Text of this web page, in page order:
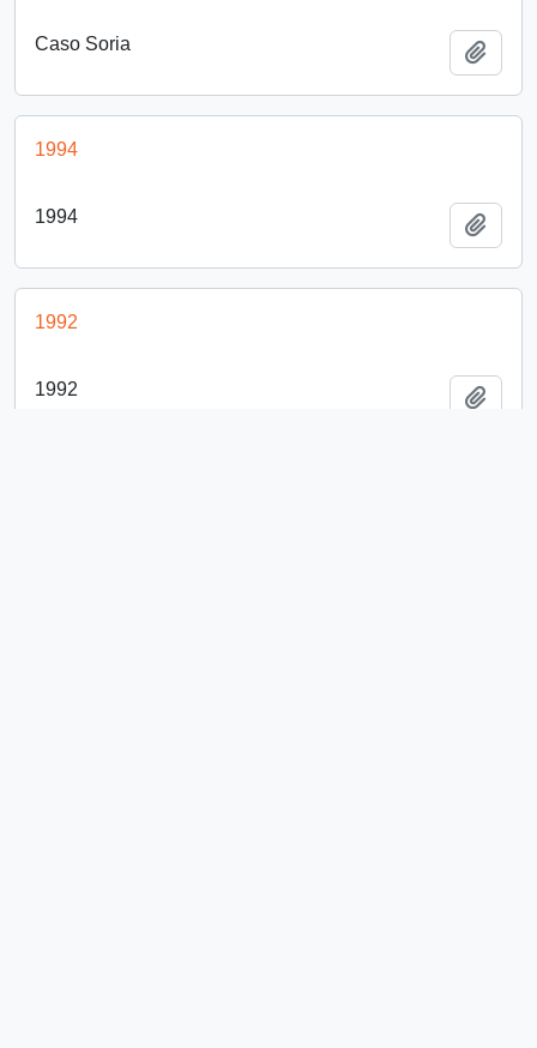
Caso Soria
1994
1994
1992
1992